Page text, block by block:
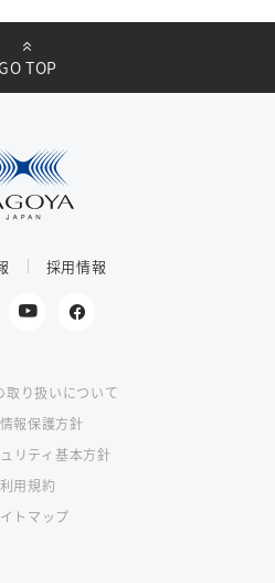
採用情報
取り扱いについて
報保護方針
リティ基本方針
利用規約
トマップ
TOP